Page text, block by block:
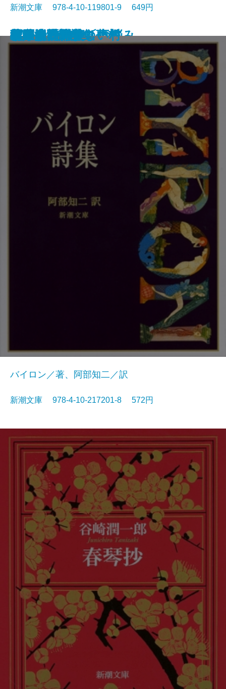
孤独な散歩者の夢想
ゲーテ詩集
脂肪の塊・テリエ館
パルムの僧院〔下〕
巴里の憂鬱
若きウェルテルの悩み
ハイネ詩集
女の一生
パルムの僧院〔上〕
三好達治詩集
新潮文庫 978-4-10-119801-9 649円
バイロン詩集
バイロン／著、阿部知二／訳
新潮文庫 978-4-10-217201-8 572円
春琴抄
風立ちぬ・美しい村
ヴィヨンの妻
北原白秋詩集
萩原朔太郎詩集
ヘッセ詩集
春の嵐
椿姫
春